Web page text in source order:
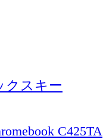
クスキー
C425TA